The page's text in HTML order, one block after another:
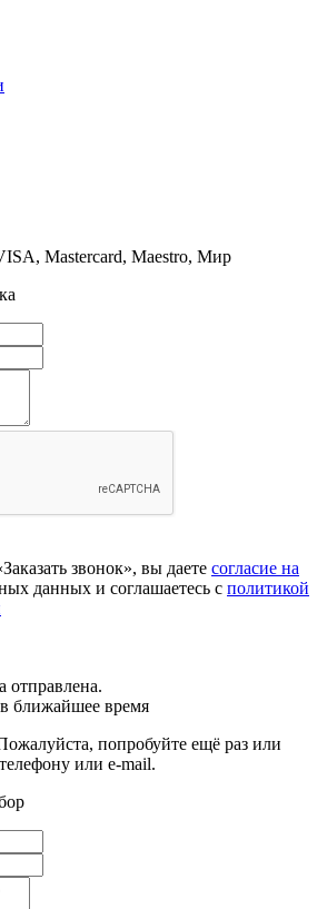
звонок», вы даете согласие на
данных и соглашаетесь c политикой
отправлена.
ближайшее время
попробуйте ещё раз или
или e-mail.